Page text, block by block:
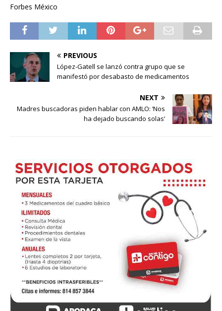
Forbes México
PREVIOUS
López-Gatell se lanzó contra grupo que se
manifestó por desabasto de medicamentos
NEXT
Madres buscadoras piden hablar con AMLO: ‘Nos
ha dejado buscando solas’